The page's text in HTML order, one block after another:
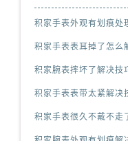
积家手表外观有划痕处
积家手表表耳掉了怎么
积家腕表摔坏了解决技
积家手表表带太紧解决
积家手表很久不戴不走